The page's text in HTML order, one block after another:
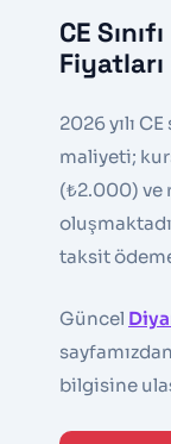
CE
2026 yılı
maliyeti;
(₺2.000) ve
taksit
Güncel
bilgisine